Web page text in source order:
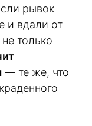
рывок
и вдали от
только
— те же, что